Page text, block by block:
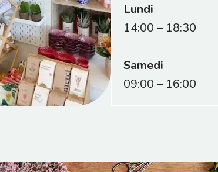
Lundi
14:00 – 18:30
Samedi
09:00 – 16:00